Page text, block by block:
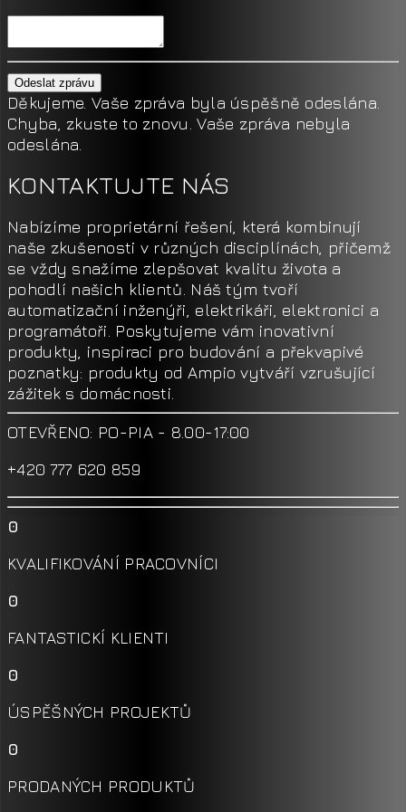
Odeslat zprávu
Děkujeme. Vaše zpráva byla úspěšně odeslána.
Chyba, zkuste to znovu. Vaše zpráva nebyla
odeslána.
KONTAKTUJTE NÁS
Nabízíme proprietární řešení, která kombinují
naše zkušenosti v různých disciplínách, přičemž
se vždy snažíme zlepšovat kvalitu života a
pohodlí našich klientů. Náš tým tvoří
automatizační inženýři, elektrikáři, elektronici a
programátoři. Poskytujeme vám inovativní
produkty, inspiraci pro budování a překvapivé
poznatky: produkty od Ampio vytváří vzrušující
zážitek s domácnosti.
OTEVŘENO: PO-PIA - 8.00-17:00
+420 777 620 859
0
KVALIFIKOVÁNÍ PRACOVNÍCI
0
FANTASTICKÍ KLIENTI
0
ÚSPĚŠNÝCH PROJEKTŮ
0
PRODANÝCH PRODUKTŮ